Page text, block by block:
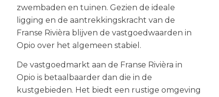
zwembaden en tuinen. Gezien de ideale
ligging en de aantrekkingskracht van de
Franse Rivièra blijven de vastgoedwaarden in
Opio over het algemeen stabiel.
De vastgoedmarkt aan de Franse Rivièra in
Opio is betaalbaarder dan die in de
kustgebieden. Het biedt een rustige omgeving